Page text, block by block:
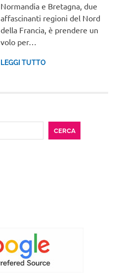
Normandia e Bretagna, due
affascinanti regioni del Nord
della Francia, è prendere un
volo per…
LEGGI TUTTO
CERCA